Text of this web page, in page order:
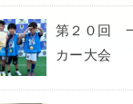
第２０回
カー大会